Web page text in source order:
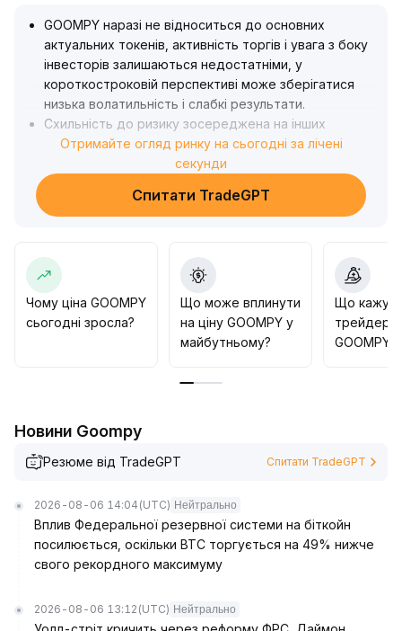
GOOMPY наразі не відноситься до основних
актуальних токенів, активність торгів і увага з боку
інвесторів залишаються недостатніми, у
короткостроковій перспективі може зберігатися
низька волатильність і слабкі результати.
Схильність до ризику зосереджена на інших
альткоїнах; якщо ротація ринку триватиме, GOOMPY
може відчути тиск капіталовідтоку та додаткового
падіння, важливо стежити за ключовим рівнем
підтримки 0,85.
терпляче чекати реального прогресу проекту та
зростання активності on-chain, перш ніж формувати
позицію, щоб уникнути передчасного входу під час
відсутності тематичного інтересу.
Отримайте огляд ринку на сьогодні за лічені
секунди
Спитати TradeGPT
Чому ціна GOOMPY
сьогодні зросла?
Що може вплинути
на ціну GOOMPY у
майбутньому?
Що
трейдери
GOOMPY?
Новини Goompy
Резюме від TradeGPT Спитати TradeGPT
2026-08-06 14:04 (UTC) Нейтрально
Вплив Федеральної резервної системи на біткойн
посилюється, оскільки BTC торгується на 49% нижче
свого рекордного максимуму
2026-08-06 13:12 (UTC) Нейтрально